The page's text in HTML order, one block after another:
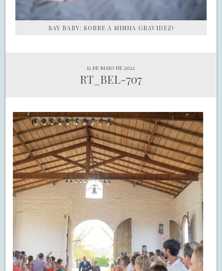
SAY BABY: SOBRE A MINHA GRAVIDEZ!
12 de maio de 2022
RT_BEL-707